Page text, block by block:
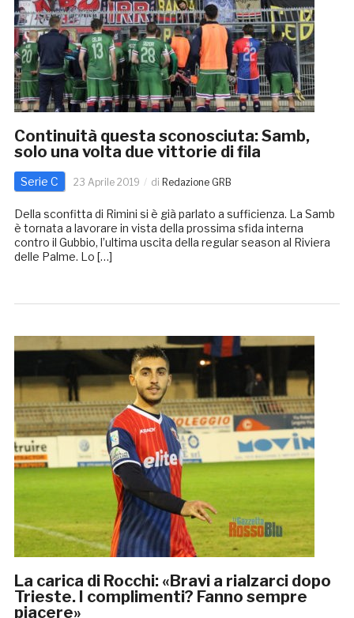
Continuità questa sconosciuta: Samb,
solo una volta due vittorie di fila
Serie C 23 Aprile 2019 di Redazione GRB
Della sconfitta di Rimini si è già parlato a sufficienza. La Samb
è tornata a lavorare in vista della prossima sfida interna
contro il Gubbio, l’ultima uscita della regular season al Riviera
delle Palme. Lo […]
La carica di Rocchi: «Bravi a rialzarci dopo
Trieste. I complimenti? Fanno sempre
piacere»